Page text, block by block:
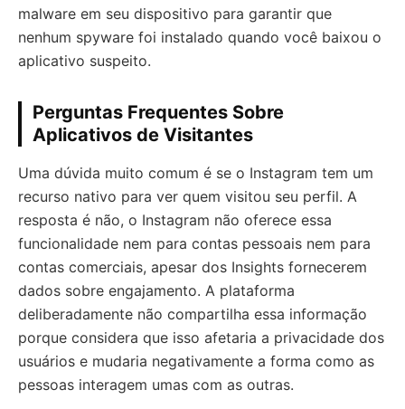
malware em seu dispositivo para garantir que
nenhum spyware foi instalado quando você baixou o
aplicativo suspeito.
Perguntas Frequentes Sobre
Aplicativos de Visitantes
Uma dúvida muito comum é se o Instagram tem um
recurso nativo para ver quem visitou seu perfil. A
resposta é não, o Instagram não oferece essa
funcionalidade nem para contas pessoais nem para
contas comerciais, apesar dos Insights fornecerem
dados sobre engajamento. A plataforma
deliberadamente não compartilha essa informação
porque considera que isso afetaria a privacidade dos
usuários e mudaria negativamente a forma como as
pessoas interagem umas com as outras.